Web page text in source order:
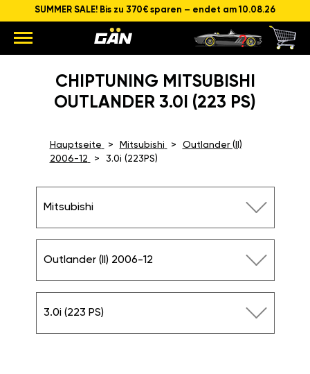
SUMMER SALE! Bis zu 370€ sparen – endet am 10.08.26
CHIPTUNING MITSUBISHI
OUTLANDER 3.0I (223 PS)
Hauptseite Mitsubishi
Outlander (II)
2006-12
3.0i (223PS)
Mitsubishi
Outlander (II) 2006-12
3.0i (223 PS)